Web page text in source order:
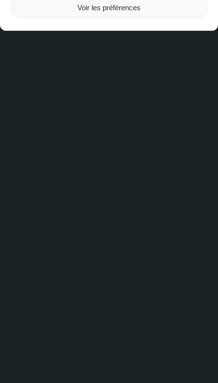
Voir les préférences